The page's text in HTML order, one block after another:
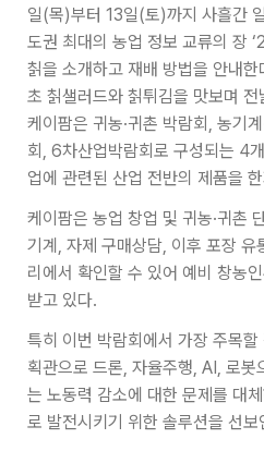
일(목)부터 13일(토)까지 사흘간
도권 최대의 농업 정보 교류의 장
칡을 소개하고 재배 방법을 안내
초 칡샐러드와 칡튀김을 맛보며
케이팜은 귀농·귀촌 박람회, 농기
회, 6차산업박람회로 구성되는 4
업에 관련된 산업 전반의 제품을
케이팜은 농업 창업 및 귀농·귀촌
기계, 자제 구매상담, 이후 포장
리에서 확인할 수 있어 예비 창농
받고 있다.
특히 이번 박람회에서 가장 주목
획관으로 드론, 자율주행, AI, 로봇
는 노동력 감소에 대한 문제를 대
로 발전시키기 위한 솔루션을 선보